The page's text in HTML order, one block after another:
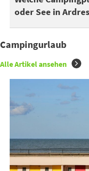
oder See in
Campingurlaub
Alle Artikel ansehen